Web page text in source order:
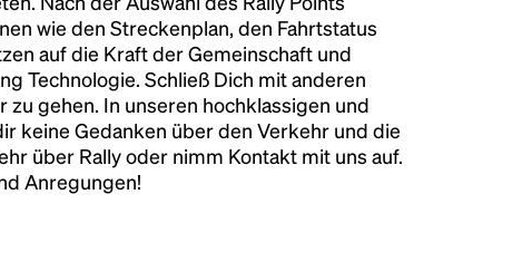
wie den Streckenplan, den Fahrtstatus
auf die Kraft der Gemeinschaft und
Technologie. Schließ Dich mit anderen
zu gehen. In unseren hochklassigen und
keine Gedanken über den Verkehr und die
über Rally oder nimm Kontakt mit uns auf.
Anregungen!